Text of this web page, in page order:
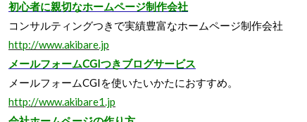
初心者に親切なホームページ制作会社
コンサルティングつきで実績豊富なホームページ制作会社
http://www.akibare.jp
メールフォームCGIつきブログサービス
メールフォームCGIを使いたいかたにおすすめ。
http://www.akibare1.jp